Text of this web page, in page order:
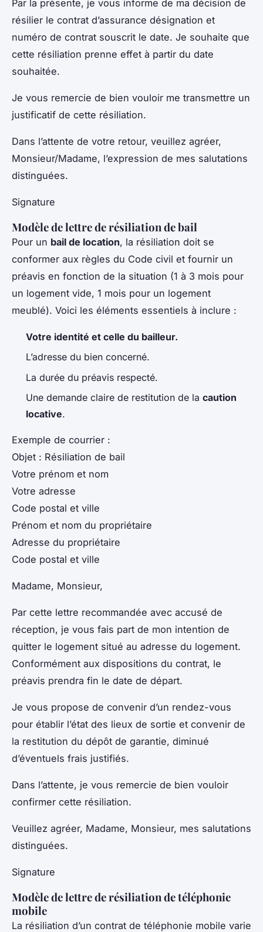
Par la présente, je vous informe de ma décision de
résilier le contrat d’assurance désignation et
numéro de contrat souscrit le date. Je souhaite que
cette résiliation prenne effet à partir du date
souhaitée.
Je vous remercie de bien vouloir me transmettre un
justificatif de cette résiliation.
Dans l’attente de votre retour, veuillez agréer,
Monsieur/Madame, l’expression de mes salutations
distinguées.
Signature
Modèle de lettre de résiliation de bail
Pour un bail de location, la résiliation doit se
conformer aux règles du Code civil et fournir un
préavis en fonction de la situation (1 à 3 mois pour
un logement vide, 1 mois pour un logement
meublé). Voici les éléments essentiels à inclure :
Votre identité et celle du bailleur.
L’adresse du bien concerné.
La durée du préavis respecté.
Une demande claire de restitution de la caution
locative.
Exemple de courrier :
Objet : Résiliation de bail
Votre prénom et nom
Votre adresse
Code postal et ville
Prénom et nom du propriétaire
Adresse du propriétaire
Code postal et ville
Madame, Monsieur,
Par cette lettre recommandée avec accusé de
réception, je vous fais part de mon intention de
quitter le logement situé au adresse du logement.
Conformément aux dispositions du contrat, le
préavis prendra fin le date de départ.
Je vous propose de convenir d’un rendez-vous
pour établir l’état des lieux de sortie et convenir de
la restitution du dépôt de garantie, diminué
d’éventuels frais justifiés.
Dans l’attente, je vous remercie de bien vouloir
confirmer cette résiliation.
Veuillez agréer, Madame, Monsieur, mes salutations
distinguées.
Signature
Modèle de lettre de résiliation de téléphonie
mobile
La résiliation d’un contrat de téléphonie mobile varie